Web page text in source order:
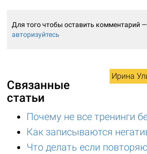
Для того чтобы оставить комментарий —
авторизуйтесь
Ирина
Связанные
статьи
Почему не все тренинги
Как записываются
Что делать если